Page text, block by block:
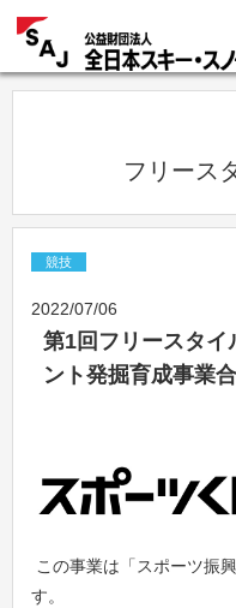
競技
2022/07/06
第1回フリースタイ
ント発掘育成事業
この事業は「スポーツ振
す。